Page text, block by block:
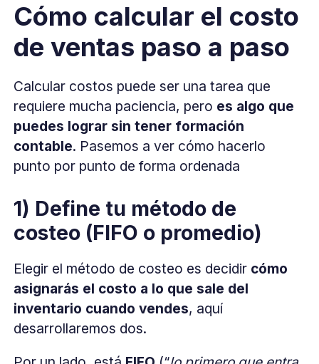
Cómo calcular el costo
de ventas paso a paso
Calcular costos puede ser una tarea que
requiere mucha paciencia, pero es algo que
puedes lograr sin tener formación
contable. Pasemos a ver cómo hacerlo
punto por punto de forma ordenada
1) Define tu método de
costeo (FIFO o promedio)
Elegir el método de costeo es decidir cómo
asignarás el costo a lo que sale del
inventario cuando vendes, aquí
desarrollaremos dos.